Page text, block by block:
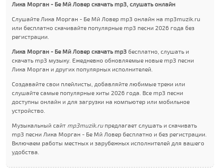
Лика Морган - Бе Мй Ловер скачать mp3, слушать онлайн
Слушайте Лика Морган - Бе Мй Ловер mp3 онлайн на mp3muzik.ru
или бесплатно скачивайте популярные mp3 песни 2026 года без
регистрации.
Лика Морган - Бе Мй Ловер скачать mp3 бесплатно, слушать и
скачать mp3 музыку. Ежедневно обновляемые новые mp3 песни
Лика Морган и других популярных исполнителей.
Создавайте свои плейлисты, добавляйте любимые треки или
слушайте самые популярные хиты 2026 года. Все mp3 песни
доступны онлайн и для загрузки на компьютер или мобильное
устройство.
Музыкальный сайт mp3muzik.ruпредлагает слушать и скачивать
mp3 песни Лика Морган - Бе Мй Ловер бесплатно и без регистрации.
Включаем работы местных и зарубежных исполнителей для вашего
удобства.